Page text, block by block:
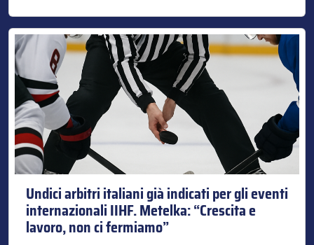
Undici arbitri italiani già indicati per gli eventi
internazionali IIHF. Metelka: “Crescita e
lavoro, non ci fermiamo”